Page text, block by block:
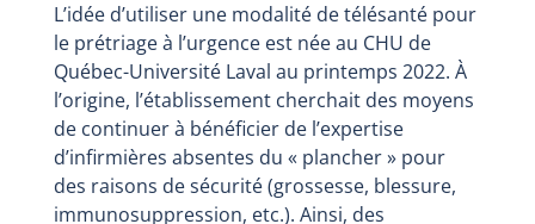
L’idée d’utiliser une modalité de télésanté pour
le prétriage à l’urgence est née au CHU de
Québec-Université Laval au printemps 2022. À
l’origine, l’établissement cherchait des moyens
de continuer à bénéficier de l’expertise
d’infirmières absentes du « plancher » pour
des raisons de sécurité (grossesse, blessure,
immunosuppression, etc.). Ainsi, des